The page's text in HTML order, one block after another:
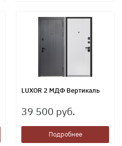
LUXOR 2 МДФ Вертикаль
39 500 руб.
Подробнее